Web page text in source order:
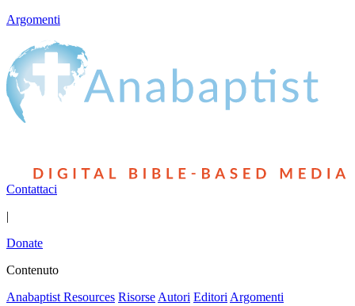
Argomenti
Contattaci
|
Donate
Contenuto
Anabaptist Resources Risorse Autori Editori Argomenti